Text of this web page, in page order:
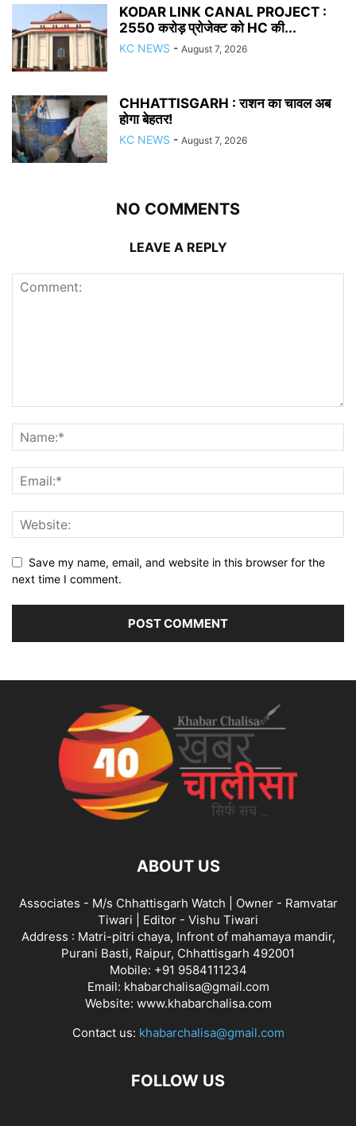
KODAR LINK CANAL PROJECT :
2550 करोड़ प्रोजेक्ट को HC की...
KC NEWS - August 7, 2026
CHHATTISGARH : राशन का चावल अब
होगा बेहतर!
KC NEWS - August 7, 2026
NO COMMENTS
LEAVE A REPLY
Save my name, email, and website in this browser for the
next time I comment.
ABOUT US
Associates - M/s Chhattisgarh Watch | Owner - Ramvatar
Tiwari | Editor - Vishu Tiwari
Address : Matri-pitri chaya, Infront of mahamaya mandir,
Purani Basti, Raipur, Chhattisgarh 492001
Mobile: +91 9584111234
Email: khabarchalisa@gmail.com
Website: www.khabarchalisa.com
Contact us: khabarchalisa@gmail.com
FOLLOW US